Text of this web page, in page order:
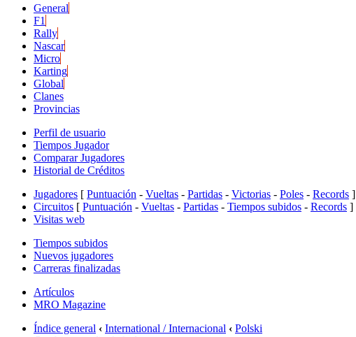
General
F1
Rally
Nascar
Micro
Karting
Global
Clanes
Provincias
Perfil de usuario
Tiempos Jugador
Comparar Jugadores
Historial de Créditos
Jugadores [ Puntuación - Vueltas - Partidas - Victorias - Poles - Records ]
Circuitos [ Puntuación - Vueltas - Partidas - Tiempos subidos - Records ]
Visitas web
Tiempos subidos
Nuevos jugadores
Carreras finalizadas
Artículos
MRO Magazine
Índice general ‹ International / Internacional ‹ Polski